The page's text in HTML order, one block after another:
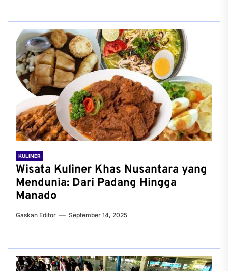
KULINER
Wisata Kuliner Khas Nusantara yang
Mendunia: Dari Padang Hingga
Manado
Gaskan Editor September 14, 2025